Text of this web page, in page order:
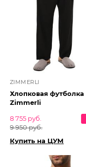
ZIMMERLI
Хлопковая футболка
Zimmerli
8 755 руб.
9 950 руб.
Купить на ЦУМ